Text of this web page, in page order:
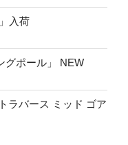
入荷
グポール」 NEW
ラバース ミッド ゴア